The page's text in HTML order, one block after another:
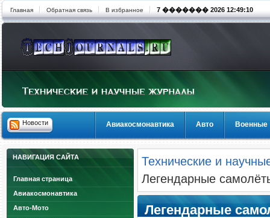
Главная Обратная связь В избранное 7 ������� 2026 12:49:10
Новости Авиакосмонавтика Авто Военные
НАВИГАЦИЯ САЙТА
Главная страница
Авиакосмонавтика
Авто-Мото
Технические и
Легендарные
Легендарные